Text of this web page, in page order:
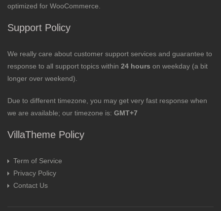
optimized for WooCommerce.
Support Policy
We really care about customer support services and guarantee to
response to all support topics within 24 hours on weekday (a bit
longer over weekend).
Due to different timezone, you may get very fast response when
we are available; our timezone is: GMT+7
VillaTheme Policy
Term of Service
Privacy Policy
Contact Us